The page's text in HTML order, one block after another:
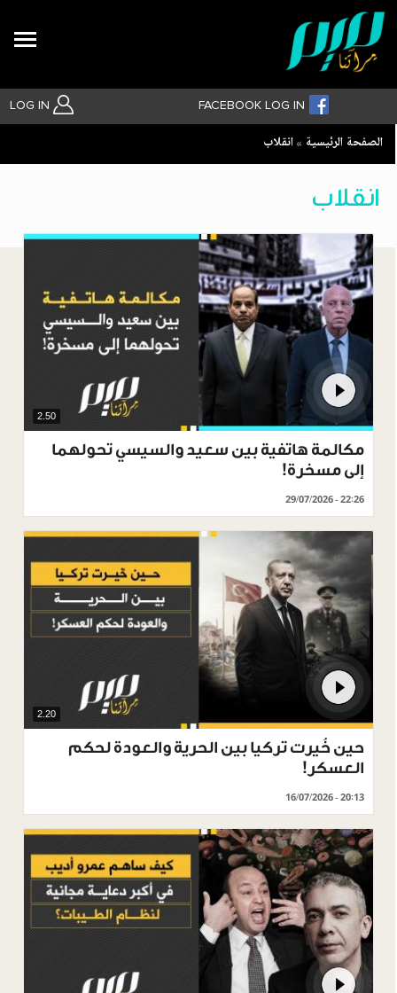
LOG IN FACEBOOK LOG IN
Breadcrumb
الصفحة الرئيسية انقلاب
انقلاب
2.50
مكالمة هاتفية بين سعيد والسيسي تحولهما
إلى مسخرة!
29/07/2026 - 22:26
2.20
حين خُيرت تركيا بين الحرية والعودة لحكم
العسكر!
16/07/2026 - 20:13